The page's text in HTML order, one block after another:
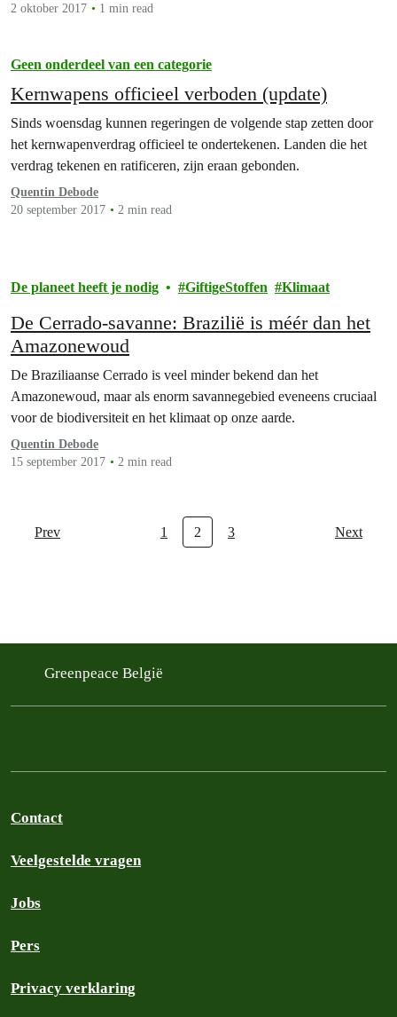
2 oktober 2017
1 min read
Geen onderdeel van een categorie
Kernwapens officieel verboden (update)
Sinds woensdag kunnen regeringen de volgende stap zetten door
het kernwapenverdrag officieel te ondertekenen. Landen die het
verdrag tekenen en ratificeren, zijn eraan gebonden.
Quentin Debode
20 september 2017
2 min read
De planeet heeft je nodig GiftigeStoffen Klimaat
De Cerrado-savanne: Brazilië is méér dan het
Amazonewoud
De Braziliaanse Cerrado is veel minder bekend dan het
Amazonewoud, maar als enorm savannegebied eveneens cruciaal
voor de biodiversiteit en het klimaat op onze aarde.
Quentin Debode
15 september 2017
2 min read
Prev 1 2 3 Next
Greenpeace België
Contact
Veelgestelde vragen
Jobs
Pers
Privacy verklaring